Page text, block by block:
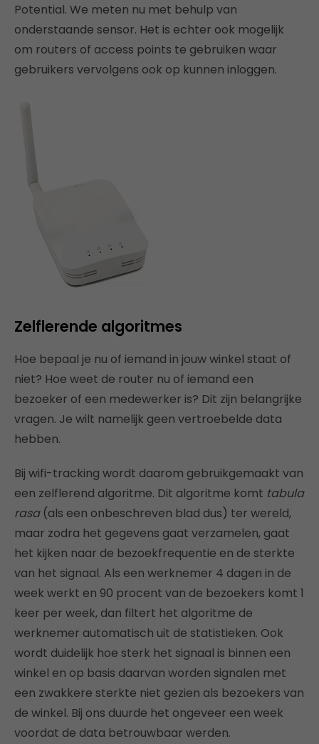
Potential. We meten nu met behulp van
onderstaande sensor. Het is echter ook mogelijk
om routers of access points te gebruiken waar
gebruikers vervolgens ook op kunnen inloggen.
Zelflerende algoritmes
Hoe bepaal je nu of iemand in jouw winkel staat of
niet? Hoe weet de router nu of iemand een
bezoeker of een medewerker is? Dit zijn belangrijke
vragen. Je wilt namelijk geen vertroebelde data
hebben.
Bij wifi-tracking wordt daarom gebruikgemaakt van
een zelflerend algoritme. Dit algoritme komt tabula
rasa(als een onbeschreven blad dus) ter wereld,
maar zodra het gegevens gaat verzamelen, gaat
het kijken naar de bezoekfrequentie en de sterkte
van het signaal. Als een werknemer 4 dagen in de
week werkt en 90 procent van de bezoekers komt 1
keer per week, dan filtert het algoritme de
werknemer automatisch uit de statistieken. Ook
wordt duidelijk hoe sterk het signaal is binnen een
winkel en op basis daarvan worden signalen met
een zwakkere sterkte niet gezien als bezoekers van
de winkel. Bij ons duurde het ongeveer een week
voordat de data betrouwbaar werden.